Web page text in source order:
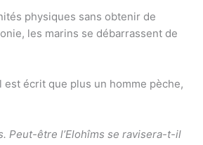
physiques sans obtenir de
les marins se débarrassent de
est écrit que plus un homme pèche,
Peut-être l’Elohîms se ravisera-t-il